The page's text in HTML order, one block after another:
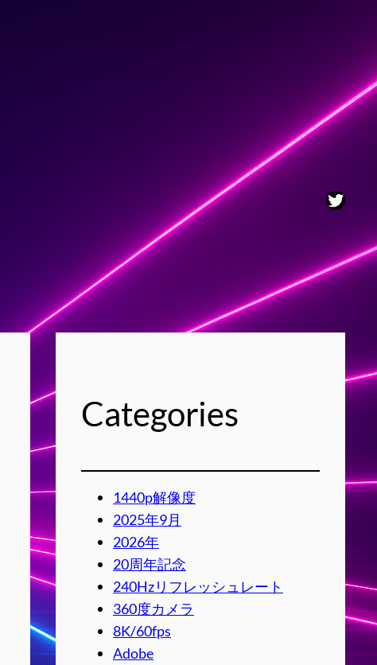
Categories
1440p解像度
2025年9月
2026年
20周年記念
240Hzリフレッシュレート
360度カメラ
8K/60fps
Adobe